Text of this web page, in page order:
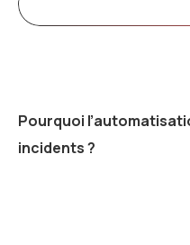
Pourquoi
incidents ?